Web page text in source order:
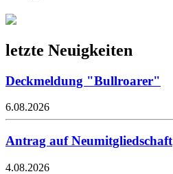
letzte Neuigkeiten
Deckmeldung "Bullroarer"
6.08.2026
Antrag auf Neumitgliedschaft
4.08.2026